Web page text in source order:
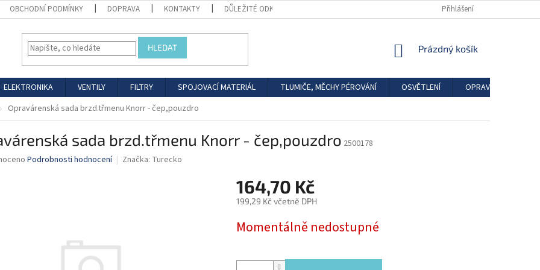
OBCHODNÍ PODMÍNKY DOPRAVA KONTAKTY DŮLEŽITÉ ODKAZY Přihlášení
HLEDAT
NÁKUPNÍ
Prázdný košík
ELEKTRONIKA VENTILY FILTRY SPOJOVACÍ MATERIÁL TLUMIČE, MĚCHY PÉROVÁNÍ OSVĚTLENÍ
OPRAVÁRENSKÉ
Opravárenská sada brzd.třmenu Knorr - čep,pouzdro
sada brzd.třmenu Knorr - čep,pouzdro 2500178
Podrobnosti hodnocení Značka: Turecko
164,70 Kč
199,29 Kč včetně DPH
cena:
Momentálně nedostupné